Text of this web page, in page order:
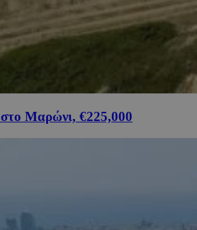
Μαρώνι, €225,000